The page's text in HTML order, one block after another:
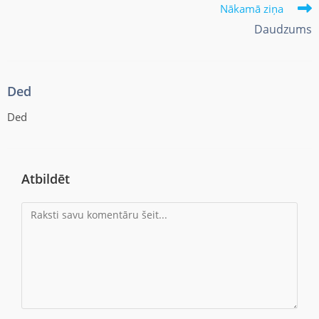
Nākamā ziņa
Daudzums
Ded
Ded
Atbildēt